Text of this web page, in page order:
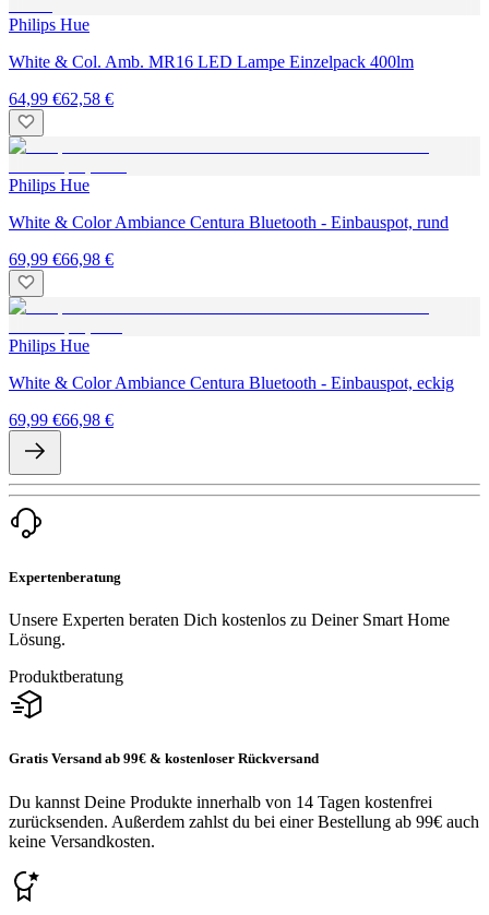
Philips Hue
White & Col. Amb. MR16 LED Lampe Einzelpack 400lm
64,99 €62,58 €
Philips Hue
White & Color Ambiance Centura Bluetooth - Einbauspot, rund
69,99 €66,98 €
Philips Hue
White & Color Ambiance Centura Bluetooth - Einbauspot, eckig
69,99 €66,98 €
Expertenberatung
Unsere Experten beraten Dich kostenlos zu Deiner Smart Home
Lösung.
Produktberatung
Gratis Versand ab 99€ & kostenloser Rückversand
Du kannst Deine Produkte innerhalb von 14 Tagen kostenfrei
zurücksenden. Außerdem zahlst du bei einer Bestellung ab 99€ auch
keine Versandkosten.